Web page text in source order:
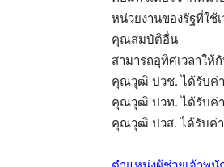
หน่วยงานของรัฐที่ใช้
คุณสมบัติอื่น
สามารถอุทิศเวลาให้
คุณวุฒิ ปวช. ได้รับค่
คุณวุฒิ ปวท. ได้รับค่
คุณวุฒิ ปวส. ได้รับค่